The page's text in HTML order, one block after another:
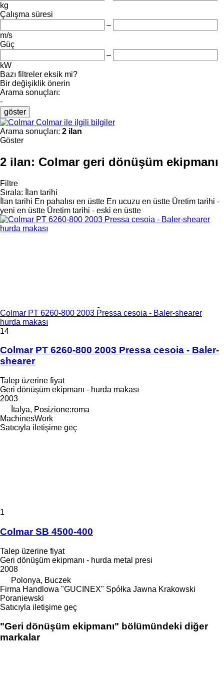
kg
Çalışma süresi
–
m/s
Güç
–
kW
Bazı filtreler eksik mi?
Bir değişiklik önerin
Arama sonuçları:
-
göster
Colmar ile ilgili bilgiler
Arama sonuçları: 2 ilan
Göster
2 ilan: Colmar geri dönüşüm ekipmanı
Filtre
Sırala:
İlan tarihi
İlan tarihi En pahalısı en üstte En ucuzu en üstte Üretim tarihi -
yeni en üstte Üretim tarihi - eski en üstte
Colmar PT 6260-800 2003 Pressa cesoia - Baler-shearer
hurda makası
14
Colmar PT 6260-800 2003 Pressa cesoia - Baler-
shearer
Talep üzerine fiyat
Geri dönüşüm ekipmanı - hurda makası
2003
İtalya, Posizione:roma
MachinesWork
Satıcıyla iletişime geç
1
Colmar SB 4500-400
Talep üzerine fiyat
Geri dönüşüm ekipmanı - hurda metal presi
2008
Polonya, Buczek
Firma Handlowa "GUCINEX" Spółka Jawna Krakowski
Poraniewski
Satıcıyla iletişime geç
"Geri dönüşüm ekipmanı" bölümündeki diğer
markalar